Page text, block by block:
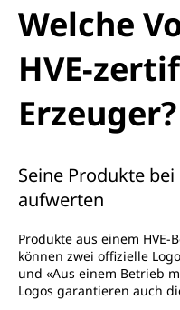
Welche
HVE-
Erzeuger?
Seine Produkte
aufwerten
Produkte aus einem
können zwei offizielle
und «Aus einem Betrieb
Logos garantieren auch